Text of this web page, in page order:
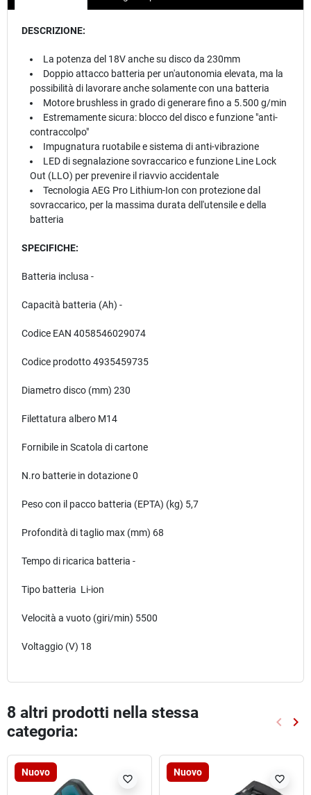
DESCRIZIONE:
La potenza del 18V anche su disco da 230mm
Doppio attacco batteria per un'autonomia elevata, ma la
possibilità di lavorare anche solamente con una batteria
Motore brushless in grado di generare fino a 5.500 g/min
Estremamente sicura: blocco del disco e funzione "anti-
contraccolpo"
Impugnatura ruotabile e sistema di anti-vibrazione
LED di segnalazione sovraccarico e funzione Line Lock
Out (LLO) per prevenire il riavvio accidentale
Tecnologia AEG Pro Lithium-Ion con protezione dal
sovraccarico, per la massima durata dell'utensile e della
batteria
SPECIFICHE:
Batteria inclusa -
Capacità batteria (Ah) -
Codice EAN 4058546029074
Codice prodotto 4935459735
Diametro disco (mm) 230
Filettatura albero M14
Fornibile in Scatola di cartone
N.ro batterie in dotazione 0
Peso con il pacco batteria (EPTA) (kg) 5,7
Profondità di taglio max (mm) 68
Tempo di ricarica batteria -
Tipo batteria Li-ion
Velocità a vuoto (giri/min) 5500
Voltaggio (V) 18
8 altri prodotti nella stessa
categoria:
keyboard_arrow_left keyboard_arrow_right
Nuovo
favorite_border
Nuovo
favorite_border